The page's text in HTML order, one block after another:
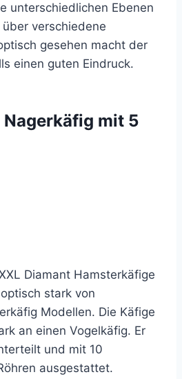
unterschiedlichen Ebenen
verschiedene
gesehen macht der
einen guten Eindruck.
Nagerkäfig mit 5
Diamant Hamsterkäfige
stark von
Modellen. Die Käfige
an einen Vogelkäfig. Er
und mit 10
ausgestattet.